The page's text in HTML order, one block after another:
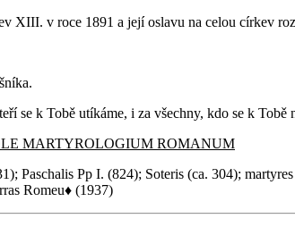
XIII. v roce 1891 a její oslavu na celou církev
se k Tobě utíkáme, i za všechny, kdo se k
MARTYROLOGIUM ROMANUM
Paschalis Pp I. (824); Soteris (ca. 304);
Romeu♦ (1937)